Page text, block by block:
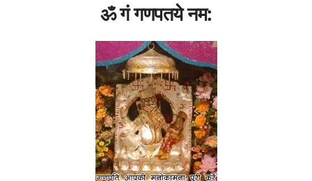
ॐ गं गणपतये नम: